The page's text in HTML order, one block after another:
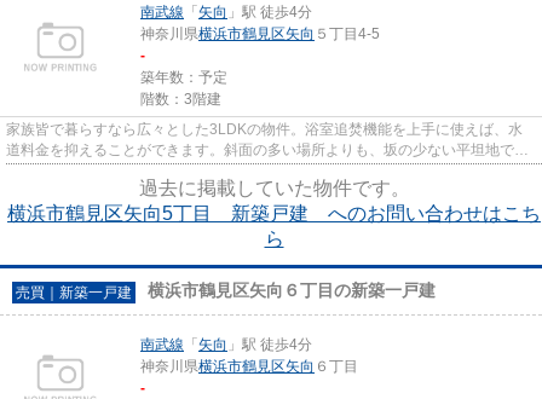
南武線 「 矢向 」駅 徒歩4分
神奈川県横浜市鶴見区矢向 ５丁目4-5
-
築年数：予定
階数：3階建
家族皆で暮らすなら広々とした3LDKの物件。浴室追焚機能を上手に使えば、水
道料金を抑えることができます。斜面の多い場所よりも、坂の少ない平坦地での
過去に掲載していた物件です。
横浜市鶴見区矢向5丁目 新築戸建 へのお問い合わせはこち
ら
売買｜新築一戸建 横浜市鶴見区矢向６丁目の新築一戸建
南武線 「 矢向 」駅 徒歩4分
神奈川県横浜市鶴見区矢向 ６丁目
-